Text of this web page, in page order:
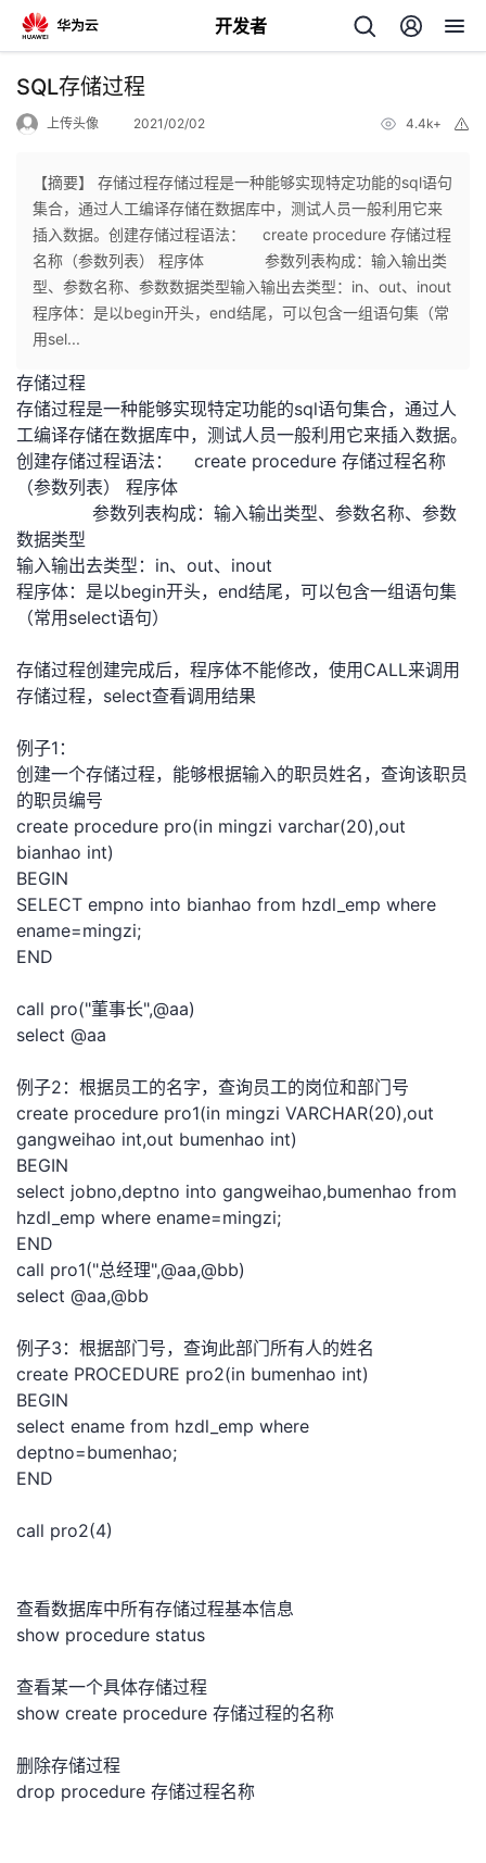
开发者
返
个
人
页
我
开
发
者
我
的
博
我
的
坛
我
圈
子
的
直
播
我
的
活
动
我
的
关
我
的
开
者
学
堂
我
课
程
的
认
证
我
的
实
验
我
的
收
我
的
Programs
我
持
我
术
持
云
建
SQL存储过程
上传头像 2021/02/02 4.4k+
【摘要】 存储过程存储过程是一种能够实现特定功能的sql语句
集合，通过人工编译存储在数据库中，测试人员一般利用它来
插入数据。创建存储过程语法： create procedure 存储过程
名称（参数列表） 程序体 参数列表构成：输入输出类
型、参数名称、参数数据类型输入输出去类型：in、out、inout
程序体：是以begin开头，end结尾，可以包含一组语句集（常
用sel...
存储过程
存储过程是一种能够实现特定功能的sql语句集合，通过人
工编译存储在数据库中，测试人员一般利用它来插入数据。
创建存储过程语法： create procedure 存储过程名称
（参数列表） 程序体
参数列表构成：输入输出类型、参数名称、参数
数据类型
输入输出去类型：in、out、inout
程序体：是以begin开头，end结尾，可以包含一组语句集
（常用select语句）
存储过程创建完成后，程序体不能修改，使用CALL来调用
存储过程，select查看调用结果
例子1：
创建一个存储过程，能够根据输入的职员姓名，查询该职员
的职员编号
create procedure pro(in mingzi varchar(20),out
bianhao int)
BEGIN
SELECT empno into bianhao from hzdl_emp where
ename=mingzi;
END
call pro("董事长",@aa)
select @aa
例子2：根据员工的名字，查询员工的岗位和部门号
create procedure pro1(in mingzi VARCHAR(20),out
gangweihao int,out bumenhao int)
BEGIN
select jobno,deptno into gangweihao,bumenhao from
hzdl_emp where ename=mingzi;
END
call pro1("总经理",@aa,@bb)
select @aa,@bb
例子3：根据部门号，查询此部门所有人的姓名
create PROCEDURE pro2(in bumenhao int)
BEGIN
select ename from hzdl_emp where
deptno=bumenhao;
END
call pro2(4)
查看数据库中所有存储过程基本信息
show procedure status
查看某一个具体存储过程
show create procedure 存储过程的名称
删除存储过程
drop procedure 存储过程名称